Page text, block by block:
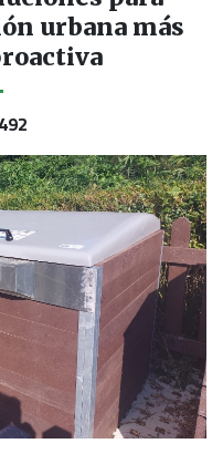
urbana más
492